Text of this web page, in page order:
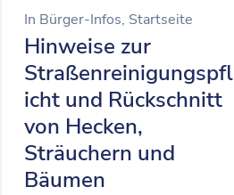
In Bürger-Infos‚ Startseite
Hinweise zur
Straßenreinigungspfl
icht und Rückschnitt
von Hecken,
Sträuchern und
Bäumen